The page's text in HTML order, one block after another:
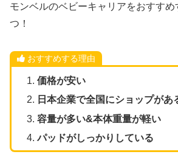
モンベルのベビーキャリアをおすす
つ！
おすすめする理由
価格が安い
日本企業で全国にショップがあ
容量が多い&本体重量が軽い
パッドがしっかりしている